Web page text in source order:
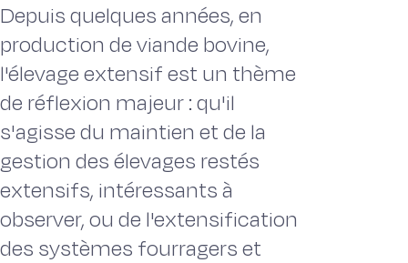
Depuis quelques années, en
production de viande bovine,
l'élevage extensif est un thème
de réflexion majeur : qu'il
s'agisse du maintien et de la
gestion des élevages restés
extensifs, intéressants à
observer, ou de l'extensification
des systèmes fourragers et